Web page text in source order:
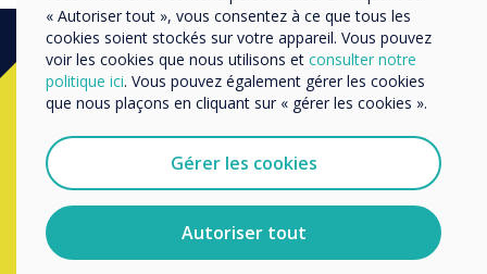
Prêt à acheter?
Contactez unexpertClevertouch en
completant le formulaire ci-dessous
« Autoriser tout », vous consentez à ce que tous les
cookies soient stockés sur votre appareil. Vous pouvez
voir les cookies que nous utilisons et consulter notre
politique ici. Vous pouvez également gérer les cookies
que nous plaçons en cliquant sur « gérer les cookies ».
Gérer les cookies
Autoriser tout
Nous aimerions vous contacter au sujet de nos produits
et services par e-mail, téléphone ou courrier.
J'accepte de recevoir des communications de
Clevertouch.
Vous pouvez vous désabonner de ces communications à
tout moment. Consultez notre Politique de confidentialité
pour en savoir plus sur nos modalités de
désabonnement, nos politiques de confidentialité et sur
notre engagement vis-à-vis de la protection et du respect
de la vie privée.